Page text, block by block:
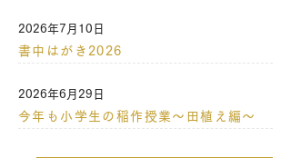
2026年7月10日
書中はがき2026
2026年6月29日
今年も小学生の稲作授業～田植え編～